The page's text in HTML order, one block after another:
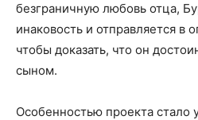
безграничную любовь отца,
инаковость и отправляется в
чтобы доказать, что он
сыном.
Особенностью проекта стало